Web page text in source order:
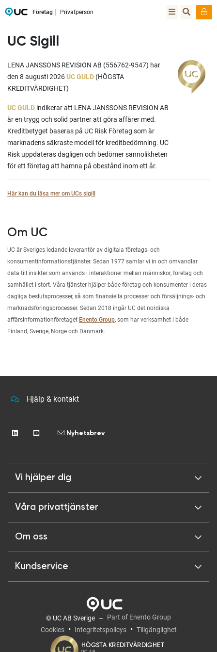
Företag Privatperson
UC Sigill
LENA JANSSONS REVISION AB (556762-9547) har
den 8 augusti 2026UC GULD (HÖGSTA
KREDITVÄRDIGHET)
UC GULD indikerar att LENA JANSSONS REVISION AB
är en trygg och solid partner att göra affärer med.
Kreditbetyget baseras på UC Risk Företag som är
marknadens säkraste modell för kreditbedömning. UC
Risk uppdateras dagligen och bedömer sannolikheten
för ett företag att hamna på obestånd inom ett år.
Här kan du läsa mer om UCs sigill
Om UC
UC är Sveriges ledande leverantör av digitala företags- och
konsumentinformationstjänster. Sedan 1977 samlar vi in och omvandlar
data till insikter som används i interaktioner mellan människor, företag och
samhället i stort. Våra tjänster hjälper både företag och konsumenter i deras
dagliga beslutsprocesser, så som finansiella processer och försäljnings- och
marknadsföringsprocesser. Sedan 2018 ingår UC det nordiska
affärsinformationföretaget Enento Group, som har verksamhet i både
Finland, Sverige, Norge och Danmark.
Hjälp & kontakt
Nyhetsbrev
Vi hjälper dig
Våra privattjänster
Om oss
Kundservice
© UC AB Sverige
Part of Enento Group
Cookies
Integritetspolicys Tillgänglighet